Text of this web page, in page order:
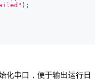
) ;
化串口，便于输出运行日